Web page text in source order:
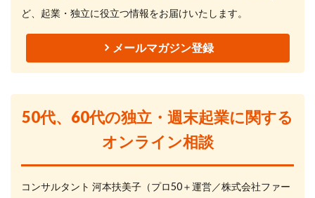
ど、起業・独立に役立つ情報をお届けいたします。
メールマガジン登録
50代、60代の独立・週末起業に関する
オンライン相談
コンサルタント 河本扶美子（プロ50＋運営／株式会社ファー